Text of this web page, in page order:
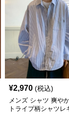
¥2,970 (税込)
メンズ シャツ 爽や
トライプ柄シャツレ